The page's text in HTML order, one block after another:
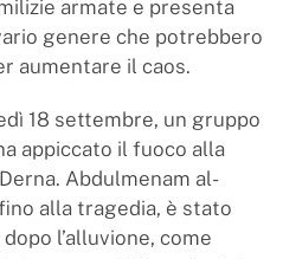
armate e presenta
genere che potrebbero
aumentare il caos.
18 settembre, un gruppo
appiccato il fuoco alla
Abdulmenam al-
alla tragedia, è stato
l’alluvione, come